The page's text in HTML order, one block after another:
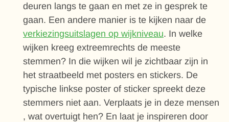
deuren langs te gaan en met ze in gesprek te
gaan. Een andere manier is te kijken naar de
verkiezingsuitslagen op wijkniveau. In welke
wijken kreeg extreemrechts de meeste
stemmen? In die wijken wil je zichtbaar zijn in
het straatbeeld met posters en stickers. De
typische linkse poster of sticker spreekt deze
stemmers niet aan. Verplaats je in deze mensen
, wat overtuigt hen? En laat je inspireren door